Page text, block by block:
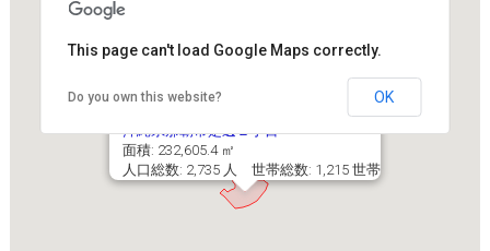
沖縄県那覇市楚辺２丁目
面積: 232,605.4 ㎡
人口総数: 2,735 人 世帯総数: 1,215 世帯
This page can't load Google Maps correctly.
Do you own this website? OK